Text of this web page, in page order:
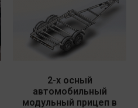
2-х осный
автомобильный
модульный прицеп в